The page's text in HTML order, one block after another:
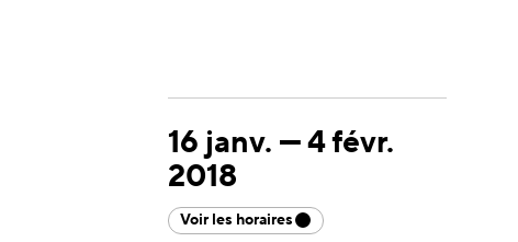
16 janv. —4 févr.
2018
Voir les horaires